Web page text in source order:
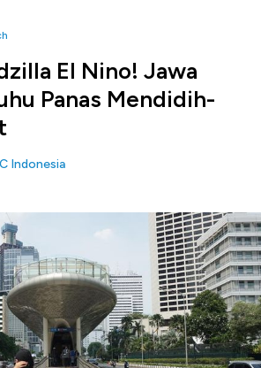
El Nino! Jawa
Panas Mendidih-
Indonesia